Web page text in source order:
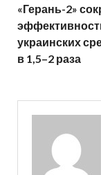
«Герань-2»
украинских
в 1,5–2 раза